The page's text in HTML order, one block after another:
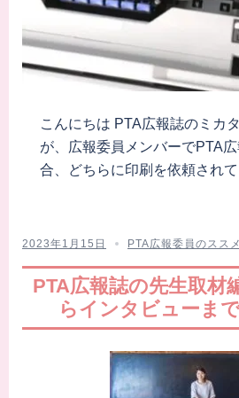
こんにちは PTA広報誌のミカ
が、広報委員メンバーでPTA
合、どちらに印刷を依頼され
2023年1月15日 PTA広報委員のススメ
PTA広報誌の先生取
らインタビューま